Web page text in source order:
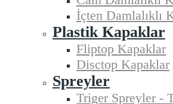
İçten Damlalıklı
Plastik Kapaklar
Fliptop Kapaklar
Disctop Kapaklar
Spreyler
Triger Spreyler -